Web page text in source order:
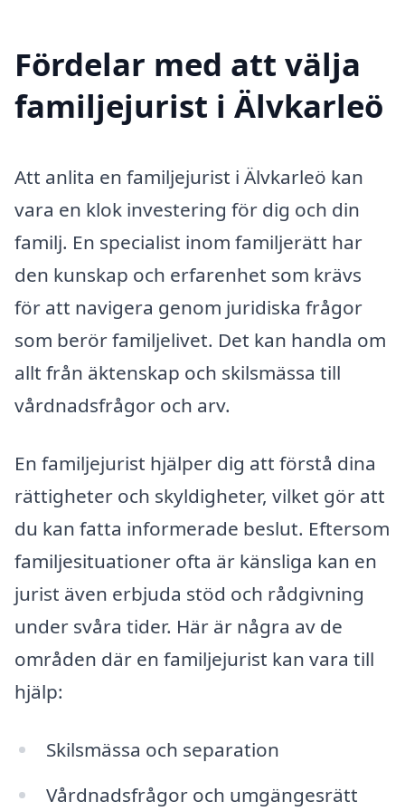
Fördelar med att välja
familjejurist i Älvkarleö
Att anlita en familjejurist i Älvkarleö kan
vara en klok investering för dig och din
familj. En specialist inom familjerätt har
den kunskap och erfarenhet som krävs
för att navigera genom juridiska frågor
som berör familjelivet. Det kan handla om
allt från äktenskap och skilsmässa till
vårdnadsfrågor och arv.
En familjejurist hjälper dig att förstå dina
rättigheter och skyldigheter, vilket gör att
du kan fatta informerade beslut. Eftersom
familjesituationer ofta är känsliga kan en
jurist även erbjuda stöd och rådgivning
under svåra tider. Här är några av de
områden där en familjejurist kan vara till
hjälp:
Skilsmässa och separation
Vårdnadsfrågor och umgängesrätt